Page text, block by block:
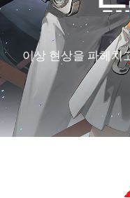
이상 현상을 파헤치